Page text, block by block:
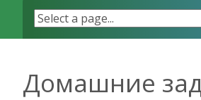
Домашние